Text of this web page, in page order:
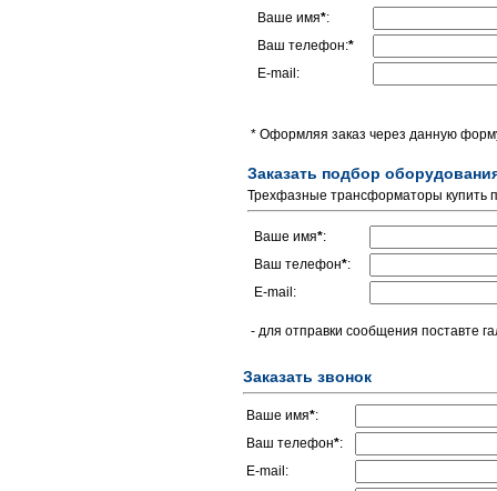
Ваше имя*:
Ваш телефон:*
E-mail:
* Оформляя заказ через данную
Заказать подбор
Трехфазные трансформаторы купить
Ваше имя*:
Ваш телефон*:
E-mail:
- для отправки сообщения поставте
Заказать звонок
Ваше имя*:
Ваш телефон*:
E-mail: